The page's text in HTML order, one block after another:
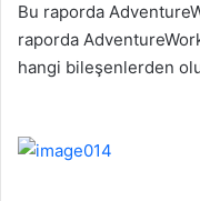
Bu raporda
raporda
hangi bileşenlerden